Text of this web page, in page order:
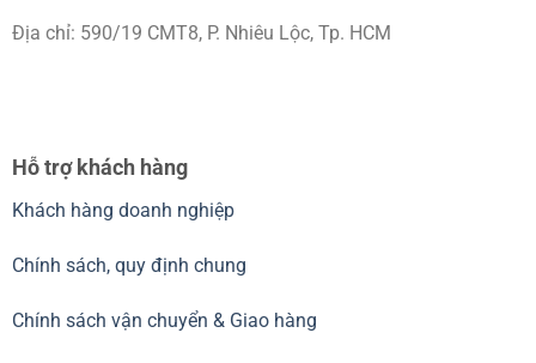
Địa chỉ: 590/19 CMT8, P. Nhiêu Lộc, Tp. HCM
Hỗ trợ khách hàng
Khách hàng doanh nghiệp
Chính sách, quy định chung
Chính sách vận chuyển & Giao hàng